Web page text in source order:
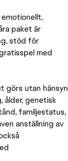
paket är
stöd för
med
görs utan hänsyn
ålder, genetisk
familjestatus,
anställning av